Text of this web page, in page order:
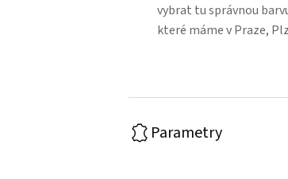
vybrat tu správnou
které máme v Praze,
Parametry